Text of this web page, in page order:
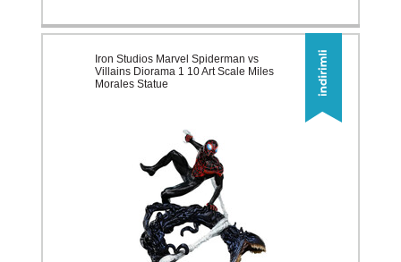
Iron Studios Marvel Spiderman vs
Villains Diorama 1 10 Art Scale Miles
Morales Statue